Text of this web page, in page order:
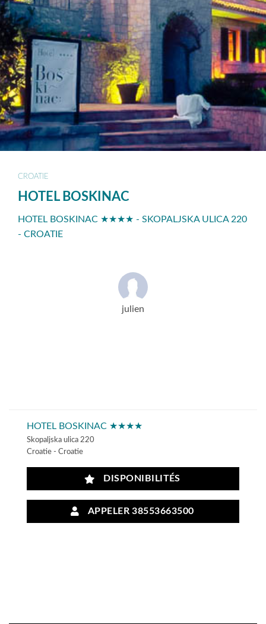
CROATIE
HOTEL BOSKINAC
HOTEL BOSKINAC ★★★★ - SKOPALJSKA ULICA 220
- CROATIE
julien
HOTEL BOSKINAC ★★★★
Skopaljska ulica 220
Croatie - Croatie
DISPONIBILITÉS
APPELER 38553663500